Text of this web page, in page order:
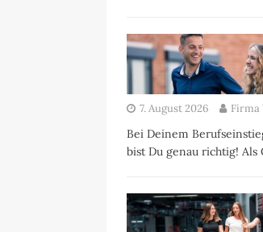
7. August 2026
Bei Deinem
bist Du genau richtig!